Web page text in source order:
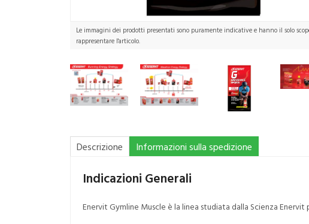
Le immagini dei prodotti presentati sono puramente indicative e hanno il solo
rappresentare l'articolo.
Descrizione Informazioni sulla spedizione
Indicazioni Generali
Enervit Gymline Muscle è la linea studiata dalla Scienza